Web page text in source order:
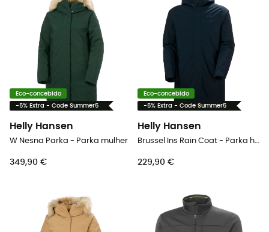
Eco-concebido
-5% Extra - Code Summer5
Helly Hansen
W Nesna Parka - Parka mulher
349,90 €
Eco-concebido
-5% Extra - Code Summer5
Helly Hansen
Brussel Ins Rain Coat - Parka homem
229,90 €